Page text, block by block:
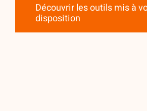
Découvrir les outils mis à
disposition